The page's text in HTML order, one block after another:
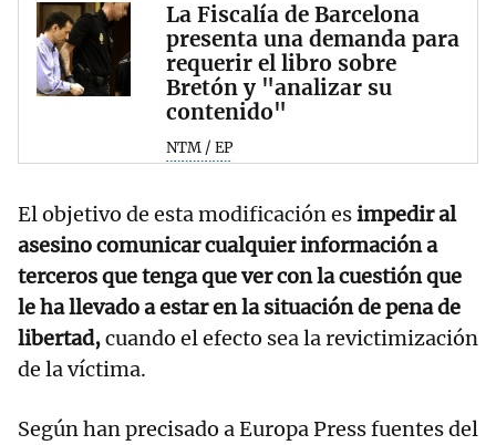
La Fiscalía de Barcelona
presenta una demanda para
requerir el libro sobre
Bretón y "analizar su
contenido"
NTM / EP
El objetivo de esta modificación esimpedir al
asesino comunicar cualquier información a
terceros que tenga que ver con la cuestión que
le ha llevado a estar en la situación de pena de
libertad,cuando el efecto sea la revictimización
de la víctima.
Según han precisado a Europa Press fuentes del